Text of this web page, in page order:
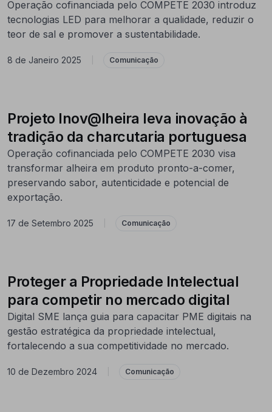
Operação cofinanciada pelo COMPETE 2030 introduz
tecnologias LED para melhorar a qualidade, reduzir o
teor de sal e promover a sustentabilidade.
8 de Janeiro 2025 Comunicação
Projeto Inov@lheira leva inovação à
tradição da charcutaria portuguesa
Operação cofinanciada pelo COMPETE 2030 visa
transformar alheira em produto pronto-a-comer,
preservando sabor, autenticidade e potencial de
exportação.
17 de Setembro 2025 Comunicação
Proteger a Propriedade Intelectual
para competir no mercado digital
Digital SME lança guia para capacitar PME digitais na
gestão estratégica da propriedade intelectual,
fortalecendo a sua competitividade no mercado.
10 de Dezembro 2024 Comunicação